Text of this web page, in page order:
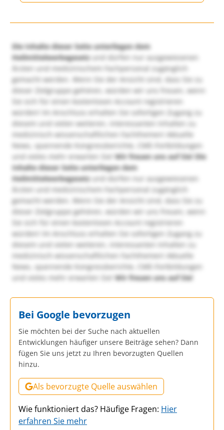
Die Inhalte dieser Seite unterliegen dem
Heilmittelwerbegesetzund dürfen nur ausgewiesenen
Ärzten und medizinischem Fachpersonal zugänglich
gemacht werden. Wenn Sie der Ansicht sind, dass Sie zu
dieser Zielgruppe gehören, würden wir uns freuen, wenn
Sie sich für einen kostenlosen Account registrieren
würden! Im Anschluss erhalten Sie sofortigen Zugang zu
diesem und vielen weiteren, interessanten Inhalten zu
medizinisch-wissenschaftlichen Fachthemen! Aktuelle
News, spannende Kongressberichte, CME-Fortbildungen
und vieles mehr erwarten Sie!Wir freuen uns auf Sie! Die
Inhalte dieser Seite unterliegen dem
Heilmittelwerbegesetzund dürfen nur ausgewiesenen
Ärzten und medizinischem Fachpersonal zugänglich
gemacht werden. Wenn Sie der Ansicht sind, dass Sie zu
dieser Zielgruppe gehören, würden wir uns freuen, wenn
Sie sich für einen kostenlosen Account registrieren
würden! Im Anschluss erhalten Sie sofortigen Zugang zu
diesem und vielen weiteren, interessanten Inhalten zu
medizinisch-wissenschaftlichen Fachthemen! Aktuelle
News, spannende Kongressberichte, CME-Fortbildungen
und vieles mehr erwarten Sie!Wir freuen uns auf Sie!
Bei Google bevorzugen
Sie möchten bei der Suche nach aktuellen
Entwicklungen häufiger unsere Beiträge sehen? Dann
fügen Sie uns jetzt zu Ihren bevorzugten Quellen
hinzu.
Als bevorzugte Quelle auswählen
Wie funktioniert das? Häufige Fragen: Hier
erfahren Sie mehr